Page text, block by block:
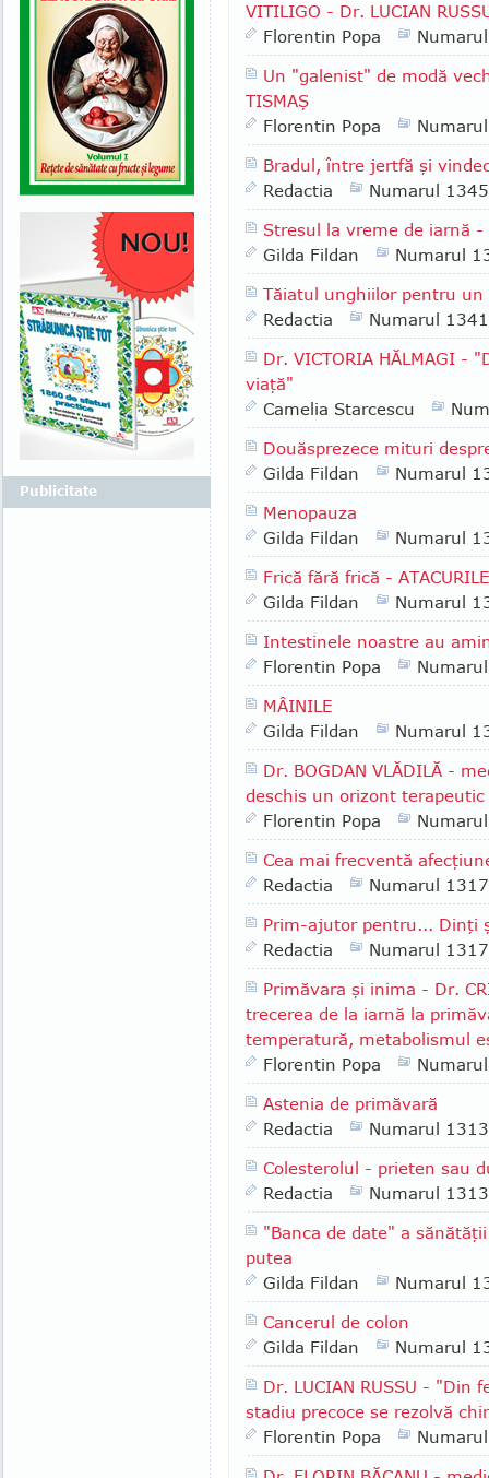
VITILIGO - Dr. LUCIAN
Florentin Popa
Un "galenist" de modă
TISMAŞ
Florentin Popa
Bradul, între jertfă şi
Redactia
Numarul 1345
Stresul la vreme de iarnă
Gilda Fildan
Numarul
Tăiatul unghiilor pentru un
Redactia
Numarul 1341
Dr. VICTORIA HĂLMAGI -
viaţă"
Camelia Starcescu
Douăsprezece mituri
Gilda Fildan
Numarul
Menopauza
Gilda Fildan
Numarul
Frică fără frică -
Gilda Fildan
Numarul
Intestinele noastre au
Florentin Popa
MÂINILE
Gilda Fildan
Numarul
Dr. BOGDAN VLĂDILĂ -
deschis un orizont
Florentin Popa
Cea mai frecventă
Redactia
Numarul 1317
Prim-ajutor pentru... Dinţi
Redactia
Numarul 1317
Primăvara şi inima - Dr.
trecerea de la iarnă la
temperatură, metabolismul
Florentin Popa
Astenia de primăvară
Redactia
Numarul 1313
Colesterolul - prieten sau
Redactia
Numarul 1313
"Banca de date" a
putea
Gilda Fildan
Numarul
Cancerul de colon
Gilda Fildan
Numarul
Dr. LUCIAN RUSSU -
stadiu precoce se rezolvă
Florentin Popa
Publicitate